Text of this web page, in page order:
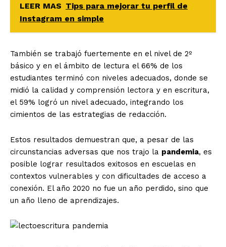
LEER MAS Tips para mejorar tu perfil de
Instagram en simple
También se trabajó fuertemente en el nivel de 2º
básico y en el ámbito de lectura el 66% de los
estudiantes terminó con niveles adecuados, donde se
midió la calidad y comprensión lectora y en escritura,
el 59% logró un nivel adecuado, integrando los
cimientos de las estrategias de redacción.
Estos resultados demuestran que, a pesar de las
circunstancias adversas que nos trajo la pandemia, es
posible lograr resultados exitosos en escuelas en
contextos vulnerables y con dificultades de acceso a
conexión. El año 2020 no fue un año perdido, sino que
un año lleno de aprendizajes.